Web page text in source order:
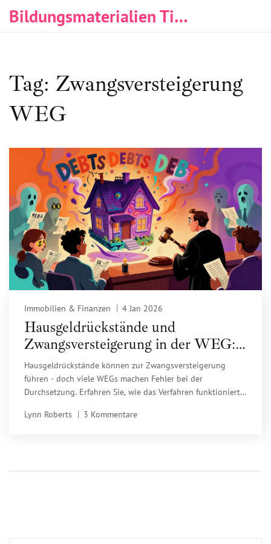
Bildungsmaterialien Tischlerei & Immobilien
Tag: Zwangsversteigerung
WEG
Immobilien & Finanzen 4 Jan 2026
Hausgeldrückstände und
Zwangsversteigerung in der WEG:
Was Eigentümer wissen müssen
Hausgeldrückstände können zur Zwangsversteigerung
führen - doch viele WEGs machen Fehler bei der
Durchsetzung. Erfahren Sie, wie das Verfahren funktioniert,
retten können.
Lynn Roberts 3 Kommentare